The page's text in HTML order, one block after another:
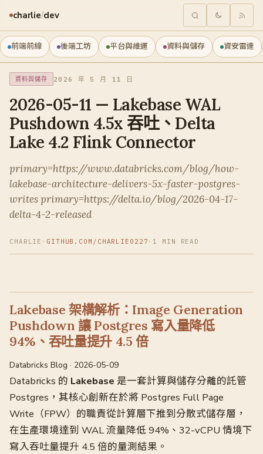
charlie/dev
前端前線 後端工坊 平台與維運 資料與儲存 資安雷達
資料與儲存 2026 年 5 月 11 日
2026-05-11 — Lakebase WAL
Pushdown 4.5x 吞吐、Delta
Lake 4.2 Flink Connector
primary=https://www.databricks.com/blog/how-
lakebase-architecture-delivers-5x-faster-postgres-
writes primary=https://delta.io/blog/2026-04-17-
delta-4-2-released
CHARLIE · GITHUB.COM/CHARLIE0227 · 1 MIN READ
Lakebase 架構解析：Image Generation
Pushdown 讓 Postgres 寫入量降低
94%、吞吐量提升 4.5 倍
Databricks Blog · 2026-05-09
Databricks 的 Lakebase 是一套計算與儲存分離的託管
Postgres，其核心創新在於將 Postgres Full Page
Write（FPW）的職責從計算層下推到分散式儲存層，
在生產環境達到 WAL 流量降低 94%、32-vCPU 情境下
寫入吞吐量提升 4.5 倍的量測結果。